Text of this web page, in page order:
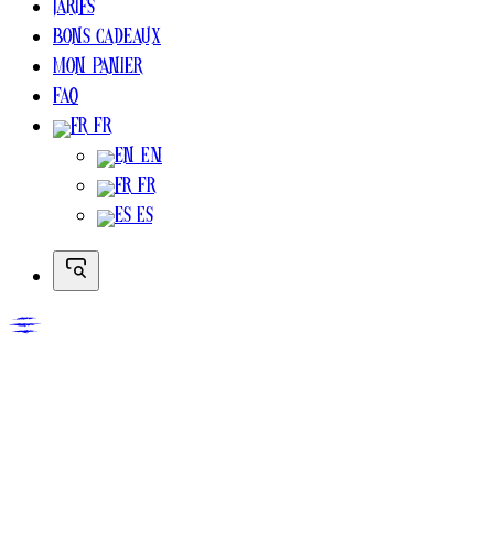
Tarifs
Bons cadeaux
Mon Panier
FAQ
FR
EN
FR
ES